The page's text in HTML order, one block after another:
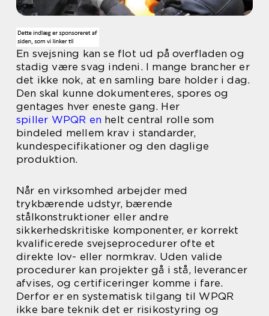
En svejsning kan se flot ud på overfladen og
stadig være svag indeni. I mange brancher er
det ikke nok, at en samling bare holder i dag.
Den skal kunne dokumenteres, spores og
gentages hver eneste gang. Her
spiller WPQR en helt central rolle som
bindeled mellem krav i standarder,
kundespecifikationer og den daglige
produktion.
Når en virksomhed arbejder med
trykbærende udstyr, bærende
stålkonstruktioner eller andre
sikkerhedskritiske komponenter, er korrekt
kvalificerede svejseprocedurer ofte et
direkte lov- eller normkrav. Uden valide
procedurer kan projekter gå i stå, leverancer
afvises, og certificeringer komme i fare.
Derfor er en systematisk tilgang til WPQR
ikke bare teknik det er risikostyring og